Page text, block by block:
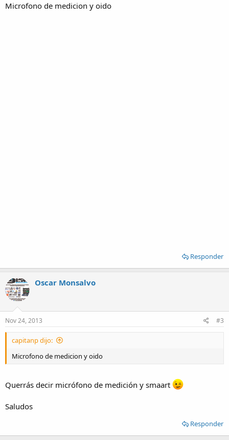
Microfono de medicion y oido
Responder
Oscar Monsalvo
Nov 24, 2013 #3
capitanp dijo:
Microfono de medicion y oido
Querrás decir micrófono de medición y smaart
Saludos
Responder